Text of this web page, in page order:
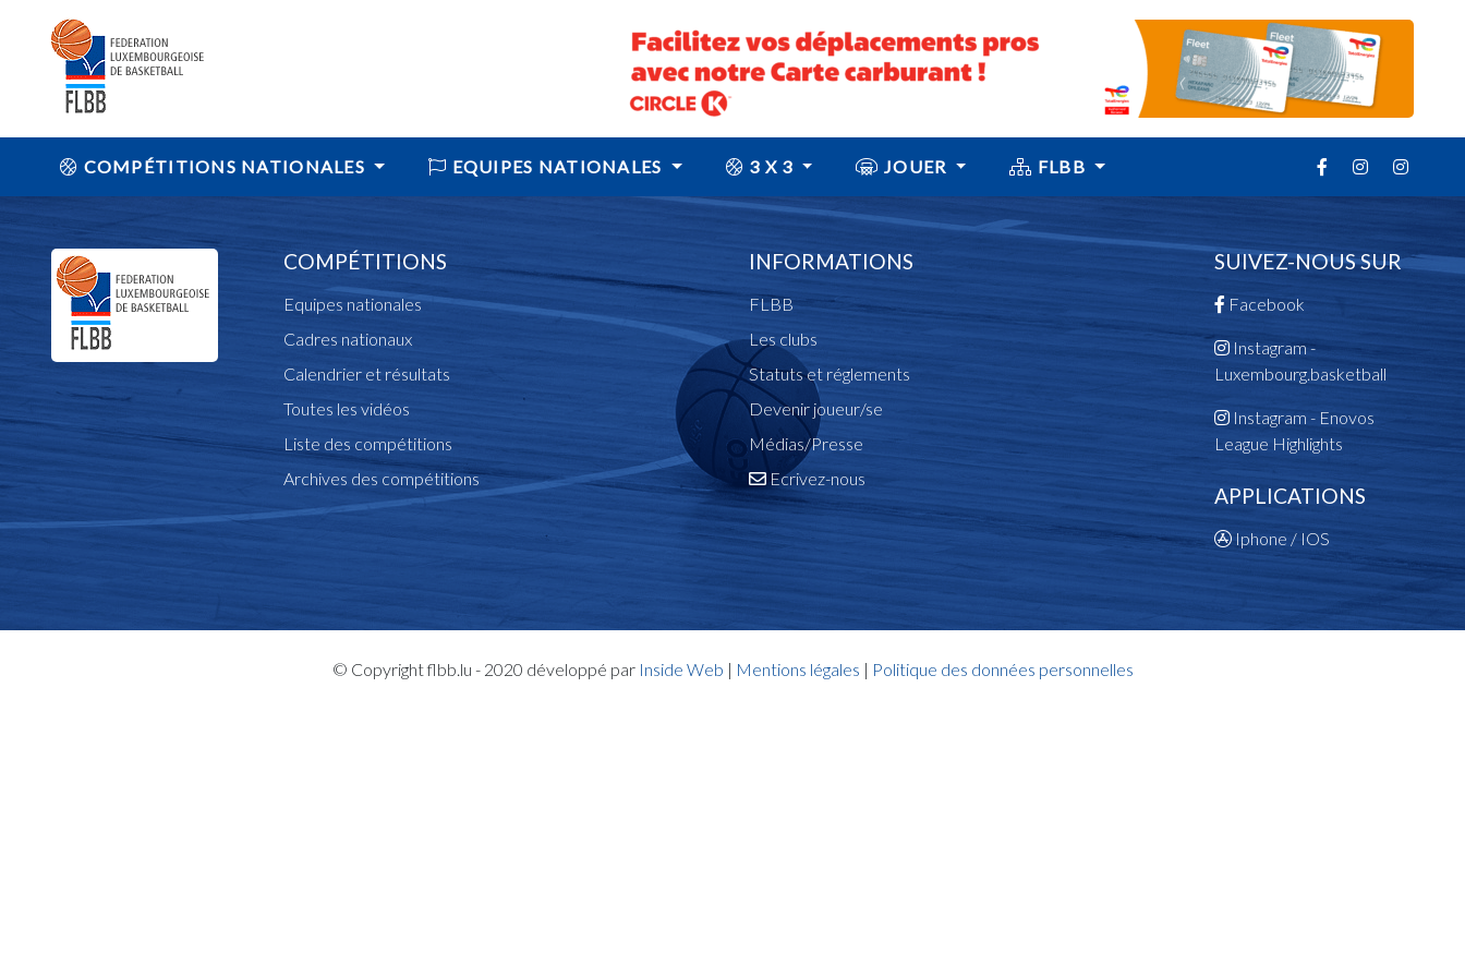
COMPÉTITIONS NATIONALES EQUIPES NATIONALES 3 X 3 JOUER FLBB
COMPÉTITIONS
Equipes nationales
Cadres nationaux
Calendrier et résultats
Toutes les vidéos
Liste des compétitions
Archives des compétitions
INFORMATIONS
FLBB
Les clubs
Statuts et réglements
Devenir joueur/se
Médias/Presse
Ecrivez-nous
SUIVEZ-NOUS SUR
Facebook
Instagram -
Luxembourg.basketball
Instagram - Enovos
League Highlights
APPLICATIONS
Iphone / IOS
© Copyright flbb.lu - 2020 développé par Inside Web | Mentions légales | Politique des données personnelles